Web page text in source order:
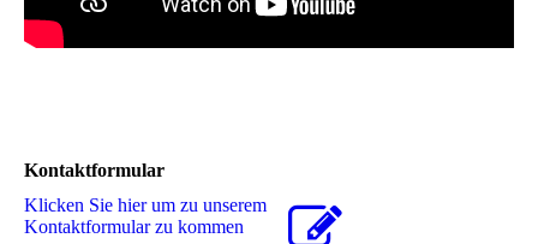
Kontaktformular
Klicken Sie hier um zu unserem
Kon­takt­for­mu­lar zu kommen